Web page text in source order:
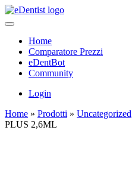
Home
Comparatore Prezzi
eDentBot
Community
Login
Home » Prodotti » Uncategorized
PLUS 2,6ML